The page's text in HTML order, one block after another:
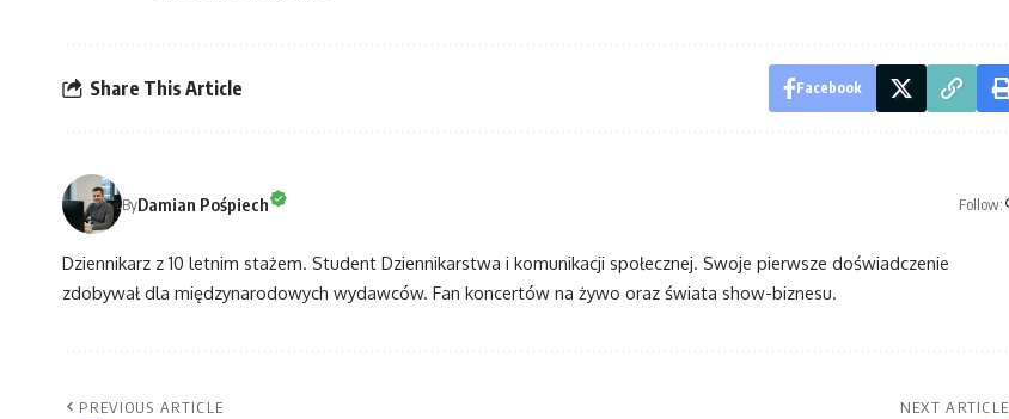
Share This Article Facebook
ByDamian Pośpiech Follow:
Dziennikarz z 10 letnim stażem. Student Dziennikarstwa i komunikacji społecznej. Swoje pierwsze doświadczenie
zdobywał dla międzynarodowych wydawców. Fan koncertów na żywo oraz świata show-biznesu.
PREVIOUS ARTICLE NEXT ARTICLE